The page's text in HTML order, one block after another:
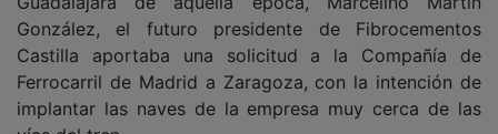
González, el futuro presidente de Fibrocementos
Castilla aportaba una solicitud a la Compañía de
Ferrocarril de Madrid a Zaragoza, con la intención de
implantar las naves de la empresa muy cerca de las
vías del tren.